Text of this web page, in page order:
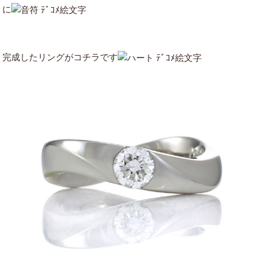
に
完成したリングがコチラです